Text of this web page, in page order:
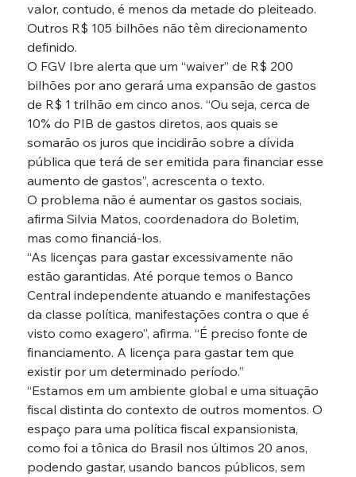
valor, contudo, é menos da metade do pleiteado.
Outros R$ 105 bilhões não têm direcionamento
definido.
O FGV Ibre alerta que um “waiver” de R$ 200
bilhões por ano gerará uma expansão de gastos
de R$ 1 trilhão em cinco anos. “Ou seja, cerca de
10% do PIB de gastos diretos, aos quais se
somarão os juros que incidirão sobre a dívida
pública que terá de ser emitida para financiar esse
aumento de gastos”, acrescenta o texto.
O problema não é aumentar os gastos sociais,
afirma Silvia Matos, coordenadora do Boletim,
mas como financiá-los.
“As licenças para gastar excessivamente não
estão garantidas. Até porque temos o Banco
Central independente atuando e manifestações
da classe política, manifestações contra o que é
visto como exagero”, afirma. “É preciso fonte de
financiamento. A licença para gastar tem que
existir por um determinado período.”
“Estamos em um ambiente global e uma situação
fiscal distinta do contexto de outros momentos. O
espaço para uma política fiscal expansionista,
como foi a tônica do Brasil nos últimos 20 anos,
podendo gastar, usando bancos públicos, sem